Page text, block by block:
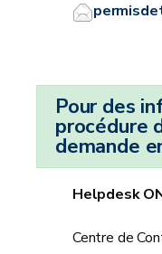
Pour des
procédure
demande
Helpdesk
Centre de